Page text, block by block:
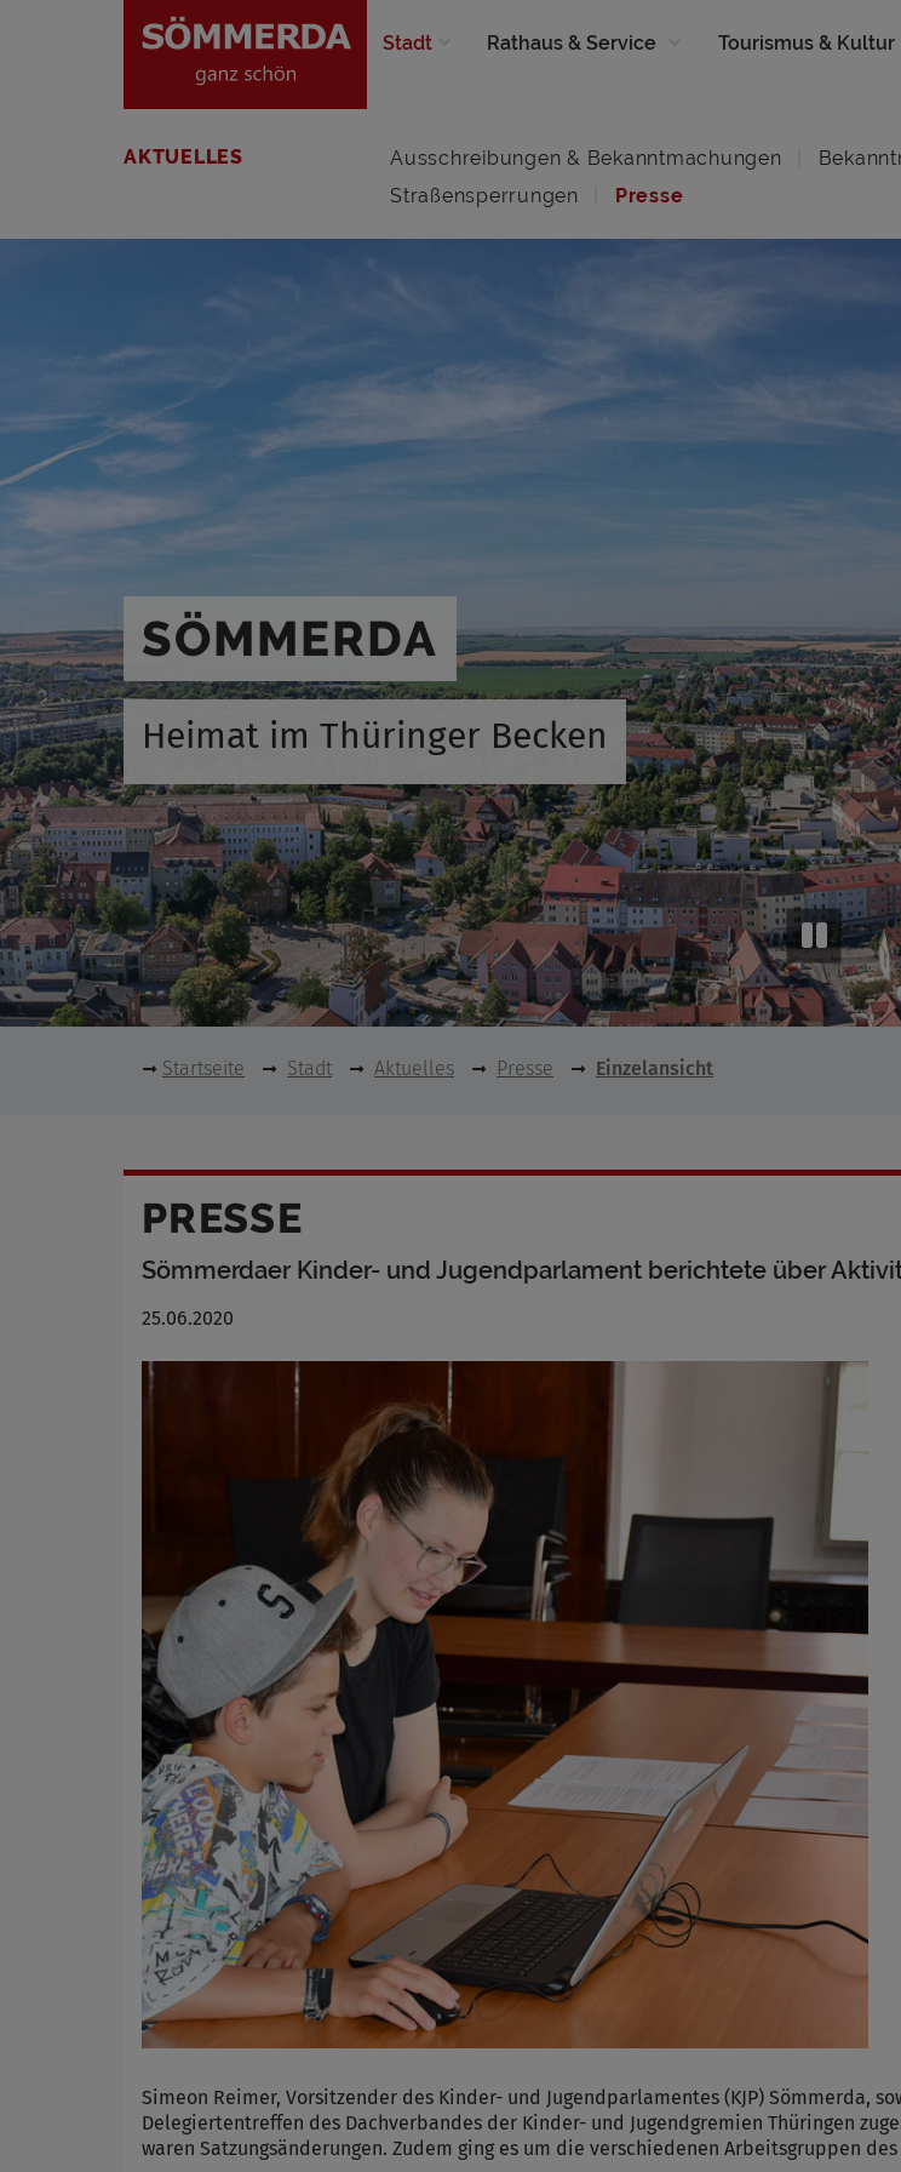
Stadt Rathaus & Service Tourismus & Kultur
AKTUELLES Ausschreibungen & Bekanntmachungen
Straßensperrungen
Presse
SÖMMERDA
Heimat im Thüringer Becken
Startseite Stadt Aktuelles Presse Einzelansicht
PRESSE
Sömmerdaer Kinder- und Jugendparlament berichtete über
25.06.2020
Simeon Reimer, Vorsitzender des Kinder- und Jugendparlamentes (KJP) Sömmerda,
Delegiertentreffen des Dachverbandes der Kinder- und Jugendgremien Thüringen
waren Satzungsänderungen. Zudem ging es um die verschiedenen Arbeitsgruppen